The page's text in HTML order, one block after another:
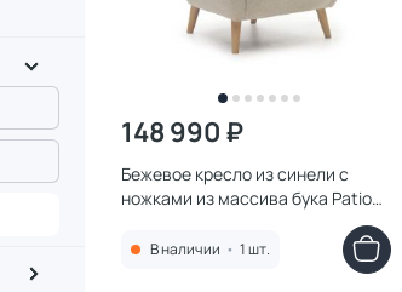
148 990 ₽
Бежевое кресло из синели с
ножками из массива бука Patio
2608118
В наличии • 1 шт.